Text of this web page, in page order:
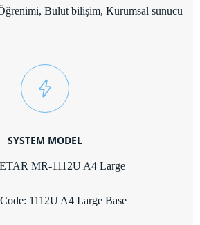
Bulut bilişim, Kurumsal sunucu
SYSTEM MODEL
MR-1112U A4 Large
1112U A4 Large Base